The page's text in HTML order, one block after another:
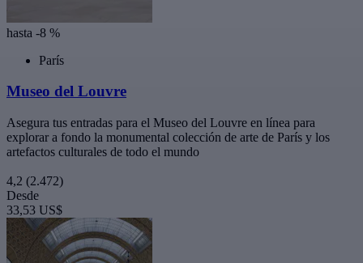
hasta -8 %
París
Museo del Louvre
Asegura tus entradas para el Museo del Louvre en línea para
explorar a fondo la monumental colección de arte de París y los
artefactos culturales de todo el mundo
4,2 (2.472)
Desde
33,53 US$